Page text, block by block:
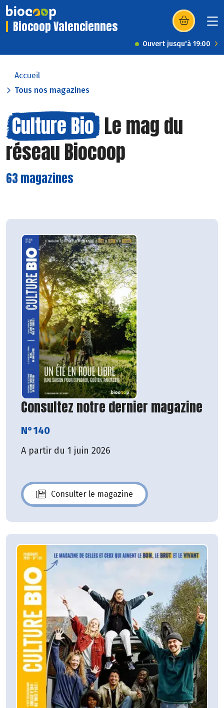
Biocoop Valenciennes (s’ouvre dans
Ouvert jusqu'à 19:00
Accueil
Tous nos magazines
Culture Bio Le mag du
réseau Biocoop
63 magazines
Consultez notre dernier magazine
N°140
A partir du 1 juin 2026
Consulter le magazine
N°140